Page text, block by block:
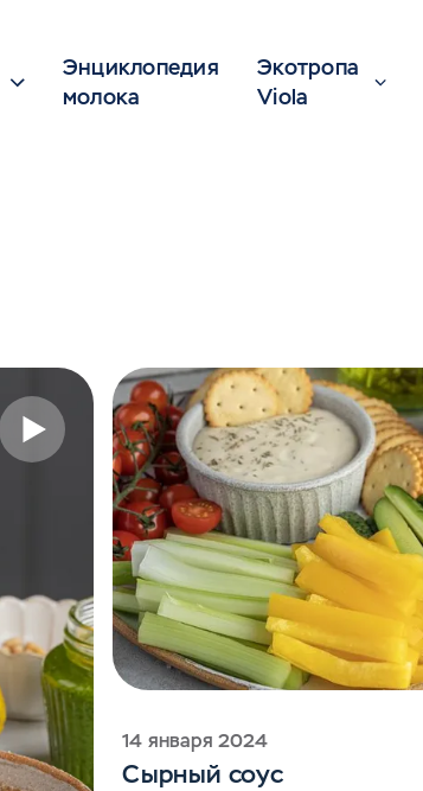
Энциклопедия
молока
Экотропа
Viola
14 января 2024
Сырный соус